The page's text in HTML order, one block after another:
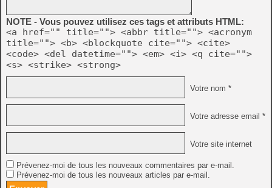
NOTE - Vous pouvez utilisez ces tags et attributs HTML:
<a href="" title=""> <abbr title=""> <acronym
title=""> <b> <blockquote cite=""> <cite>
<code> <del datetime=""> <em> <i> <q cite="">
<s> <strike> <strong>
Votre nom *
Votre adresse email *
Votre site internet
Prévenez-moi de tous les nouveaux commentaires par e-mail.
Prévenez-moi de tous les nouveaux articles par e-mail.